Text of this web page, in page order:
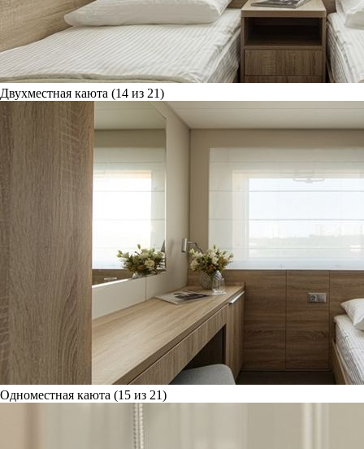
Двухместная каюта (14 из 21)
Одноместная каюта (15 из 21)